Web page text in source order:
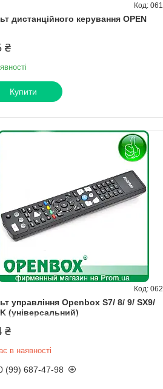
дистанційного керування OPEN
061
₴
Купити
управління Openbox S7/ 8/ 9/ SX9/
(універсальний)
062
₴
в наявності
(99) 687-47-98